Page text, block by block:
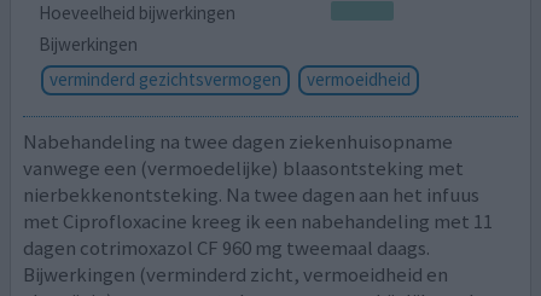
Hoeveelheid bijwerkingen
Bijwerkingen
verminderd gezichtsvermogen
vermoeidheid
Nabehandeling na twee dagen ziekenhuisopname
vanwege een (vermoedelijke) blaasontsteking met
nierbekkenontsteking. Na twee dagen aan het infuus
met Ciprofloxacine kreeg ik een nabehandeling met 11
dagen cotrimoxazol CF 960 mg tweemaal daags.
Bijwerkingen (verminderd zicht, vermoeidheid en